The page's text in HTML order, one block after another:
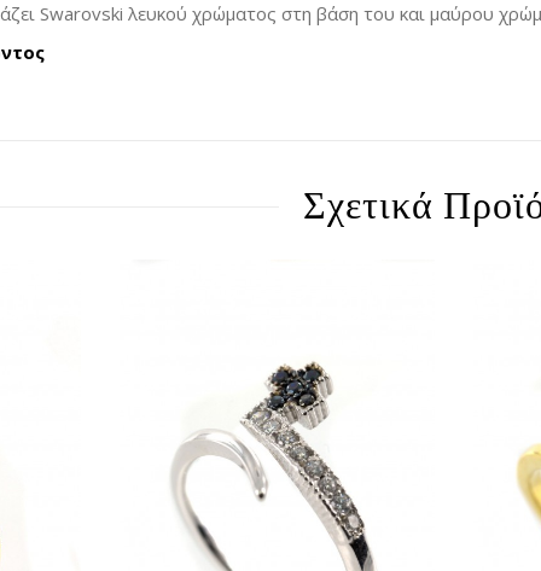
Swarovski λευκού χρώματος στη βάση του και μαύρου
Σχετικά